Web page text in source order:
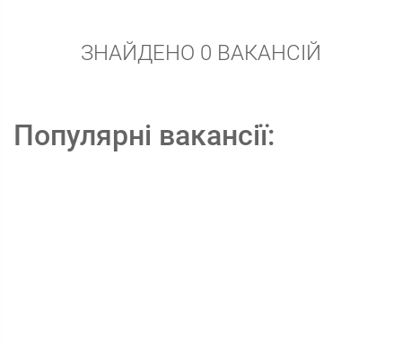
ЗНАЙДЕНО 0 ВАКАНСІЙ
Популярні вакансії: